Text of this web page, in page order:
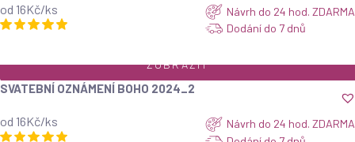
od 16Kč/ks
Návrh do 24 hod. ZDARMA
Dodání do 7 dnů
ZOBRAZIT
SVATEBNÍ OZNÁMENÍ BOHO 2024_2
od 16Kč/ks
Návrh do 24 hod. ZDARMA